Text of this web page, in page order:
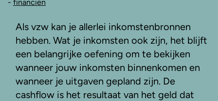
- financiën
Als vzw kan je allerlei inkomstenbronnen
hebben. Wat je inkomsten ook zijn, het blijft
een belangrijke oefening om te bekijken
wanneer jouw inkomsten binnenkomen en
wanneer je uitgaven gepland zijn. De
cashflow is het resultaat van het geld dat